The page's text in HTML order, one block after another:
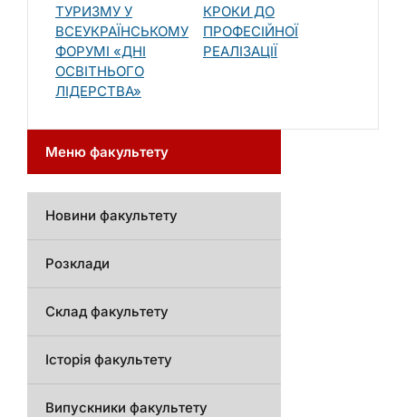
ТУРИЗМУ У
ВСЕУКРАЇНСЬКОМУ
ФОРУМІ «ДНІ
ОСВІТНЬОГО
ЛІДЕРСТВА»
КРОКИ ДО
ПРОФЕСІЙНОЇ
РЕАЛІЗАЦІЇ
Меню факультету
Новини факультету
Розклади
Склад факультету
Історія факультету
Випускники факультету